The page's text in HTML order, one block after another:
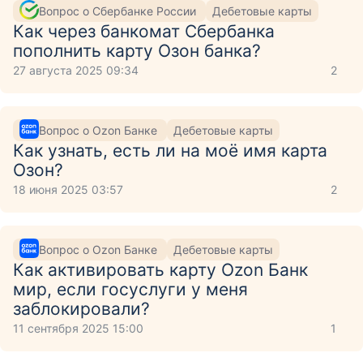
Вопрос о Сбербанке России Дебетовые карты
Как через банкомат Сбербанка
пополнить карту Озон банка?
27 августа 2025 09:34 2
Вопрос о Ozon Банке Дебетовые карты
Как узнать, есть ли на моё имя карта
Озон?
18 июня 2025 03:57 2
Вопрос о Ozon Банке Дебетовые карты
Как активировать карту Ozon Банк
мир, если госуслуги у меня
заблокировали?
11 сентября 2025 15:00 1